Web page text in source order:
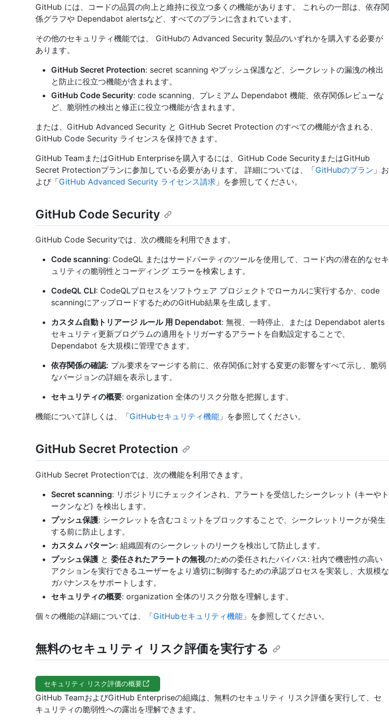
GitHub には、コードの品質の向上と維持に役立つ多くの機能があります。 これらの一部は、依存関
係グラフや Dependabot alertsなど、すべてのプランに含まれています。
その他のセキュリティ機能では、 GitHubの Advanced Security 製品のいずれかを購入する必要が
あります。
GitHub Secret Protection: secret scanning やプッシュ保護など、シークレットの漏洩の検出
と防止に役立つ機能が含まれます。
GitHub Code Security: code scanning、プレミアム Dependabot 機能、依存関係レビューな
ど、脆弱性の検出と修正に役立つ機能が含まれます。
または、GitHub Advanced Security と GitHub Secret Protection のすべての機能が含まれる、
GitHub Code Security ライセンスを保持できます。
GitHub TeamまたはGitHub Enterpriseを購入するには、GitHub Code SecurityまたはGitHub
Secret Protectionプランに参加している必要があります。 詳細については、「GitHubのプラン 」お
よび「GitHub Advanced Security ライセンス請求 」を参照してください。
GitHub Code Security
GitHub Code Securityでは、次の機能を利用できます。
Code scanning: CodeQL またはサードパーティのツールを使用して、コード内の潜在的なセキ
ュリティの脆弱性とコーディング エラーを検索します。
CodeQL CLI: CodeQLプロセスをソフトウェア プロジェクトでローカルに実行するか、code
scanningにアップロードするためのGitHub結果を生成します。
カスタム自動トリアージ ルール 用 Dependabot: 無視、一時停止、または Dependabot alerts
セキュリティ更新プログラムの適用をトリガーするアラートを自動設定することで、
Dependabot を大規模に管理できます。
依存関係の確認: プル要求をマージする前に、依存関係に対する変更の影響をすべて示し、脆弱
なバージョンの詳細を表示します。
セキュリティの概要: organization 全体のリスク分散を把握します。
機能について詳しくは、「GitHubセキュリティ機能 」を参照してください。
GitHub Secret Protection
GitHub Secret Protectionでは、次の機能を利用できます。
Secret scanning: リポジトリにチェックインされ、アラートを受信したシークレット (キーやト
ークンなど) を検出します。
プッシュ保護: シークレットを含むコミットをブロックすることで、シークレットリークが発生
する前に防止します。
カスタム パターン: 組織固有のシークレットのリークを検出して防止します。
プッシュ保護 と 委任されたアラートの無視のための委任されたバイパス: 社内で機密性の高い
アクションを実行できるユーザーをより適切に制御するための承認プロセスを実装し、大規模な
ガバナンスをサポートします。
セキュリティの概要: organization 全体のリスク分散を理解します。
個々の機能の詳細については、「GitHubセキュリティ機能 」を参照してください。
無料のセキュリティ リスク評価を実行する
セキュリティ リスク評価の概要
GitHub TeamおよびGitHub Enterpriseの組織は、無料のセキュリティ リスク評価を実行して、セ
キュリティの脆弱性への露出を理解できます。